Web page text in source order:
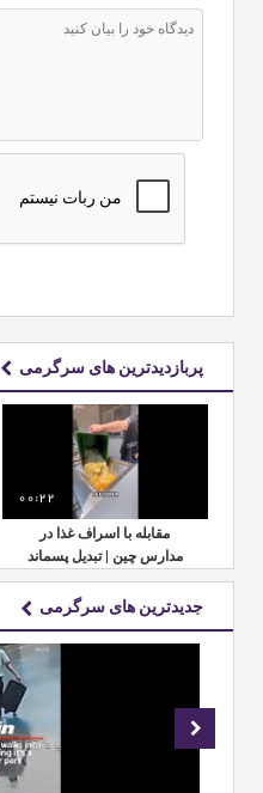
پربازدیدترین های سرگرمی
00:22
مقابله با اسراف غذا در
مدارس چین | تبدیل پسماند
غذایی به کود طبیعی
جدیدترین های سرگرمی